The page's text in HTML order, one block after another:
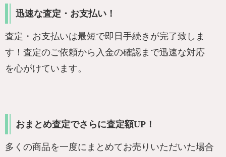
迅速な査定・お支払い！
査定・お支払いは最短で即日手続きが完了致しま
す！査定のご依頼から入金の確認まで迅速な対応
を心がけています。
おまとめ査定でさらに査定額UP！
多くの商品を一度にまとめてお売りいただいた場合